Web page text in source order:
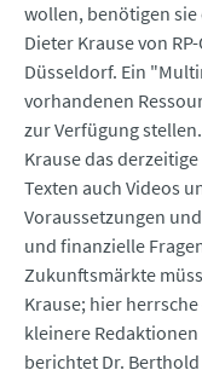
wollen, benötigen sie
Dieter Krause von
Düsseldorf. Ein
vorhandenen
zur Verfügung
Krause das
Texten auch Videos
Voraussetzungen
und finanzielle
Zukunftsmärkte
Krause; hier
kleinere
berichtet Dr.